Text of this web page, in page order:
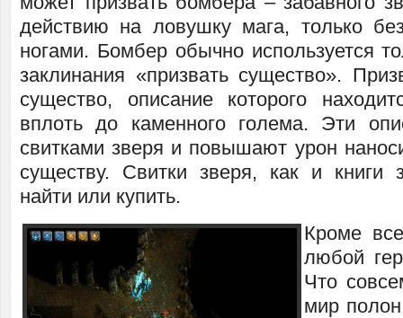
действию на ловушку мага, только
ногами. Бомбер обычно используется
заклинания «призвать существо».
существо, описание которого
вплоть до каменного голема. Эти
свитками зверя и повышают урон
существу. Свитки зверя, как и книги
найти или купить.
Кроме
любой
Что
мир